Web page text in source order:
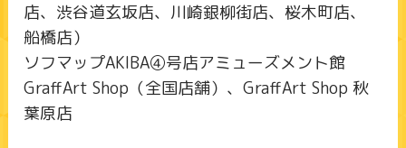
店、渋谷道玄坂店、川崎銀柳街店、桜木町店、
船橋店）
ソフマップAKIBA④号店アミューズメント館
GraffArt Shop（全国店舗）、GraffArt Shop 秋
葉原店